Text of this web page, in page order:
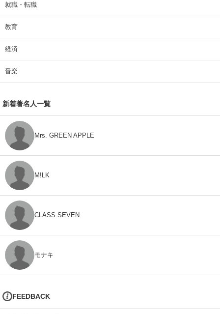
就職・転職
教育
経済
音楽
新着著名人一覧
Mrs. GREEN APPLE
M!LK
CLASS SEVEN
モナキ
FEEDBACK